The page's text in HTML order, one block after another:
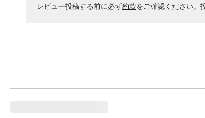
レビュー投稿する前に必ず約款をご確認ください。